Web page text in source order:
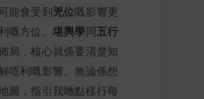
能會受到兇位嘅影響更
方位。 堪輿學同五行
局，核心就係要清楚知
唔利嘅影響。無論係想
圖，指引我哋點樣行每